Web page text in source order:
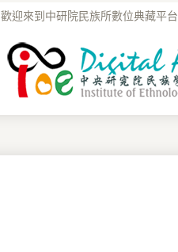
歡迎來到中研院民族所數位典藏平台